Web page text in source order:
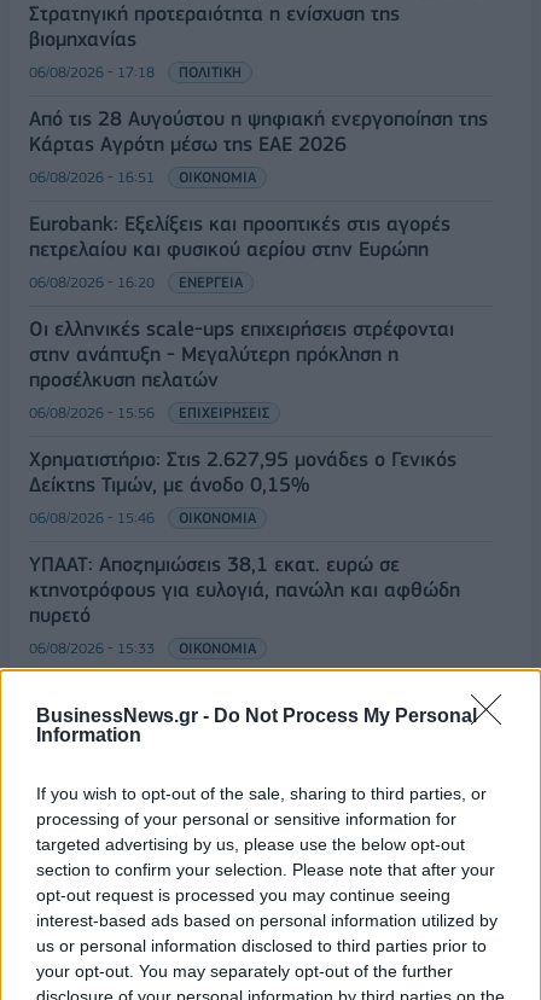
BusinessNews.gr - Do Not Process My Personal
Information
If you wish to opt-out of the sale, sharing to third parties, or
processing of your personal or sensitive information for
targeted advertising by us, please use the below opt-out
section to confirm your selection. Please note that after your
opt-out request is processed you may continue seeing
interest-based ads based on personal information utilized by
us or personal information disclosed to third parties prior to
your opt-out. You may separately opt-out of the further
Στρατηγική προτεραιότητα η ενίσχυση της
βιομηχανίας
06/08/2026 - 17:18 ΠΟΛΙΤΙΚΗ
Από τις 28 Αυγούστου η ψηφιακή ενεργοποίηση της
Κάρτας Αγρότη μέσω της ΕΑΕ 2026
06/08/2026 - 16:51 ΟΙΚΟΝΟΜΙΑ
Eurobank: Εξελίξεις και προοπτικές στις αγορές
πετρελαίου και φυσικού αερίου στην Ευρώπη
06/08/2026 - 16:20 ΕΝΕΡΓΕΙΑ
Οι ελληνικές scale-ups επιχειρήσεις στρέφονται
στην ανάπτυξη - Μεγαλύτερη πρόκληση η
προσέλκυση πελατών
06/08/2026 - 15:56 ΕΠΙΧΕΙΡΗΣΕΙΣ
Χρηματιστήριο: Στις 2.627,95 μονάδες ο Γενικός
Δείκτης Τιμών, με άνοδο 0,15%
06/08/2026 - 15:46 ΟΙΚΟΝΟΜΙΑ
ΥΠΑΑΤ: Αποζημιώσεις 38,1 εκατ. ευρώ σε
κτηνοτρόφους για ευλογιά, πανώλη και αφθώδη
πυρετό
06/08/2026 - 15:33 ΟΙΚΟΝΟΜΙΑ
Στ. Παπασταύρου: Άμεσα αντιδιαβρωτικά έργα στη
Δυτική Αττική
ΟΛΕΣ ΟΙ ΕΙΔΗΣΕΙΣ